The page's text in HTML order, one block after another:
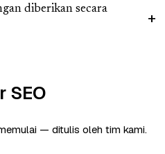
diberikan secara
SEO
— ditulis oleh tim kami.